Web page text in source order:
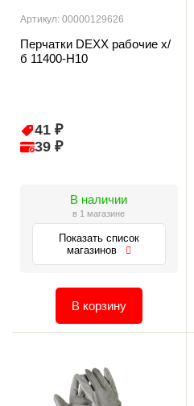
Артикул: 00000129626
Перчатки DEXX рабочие х/
б 11400-Н10
41 ₽
39 ₽
В наличии
в 1 магазине
Показать список
магазинов
В корзину